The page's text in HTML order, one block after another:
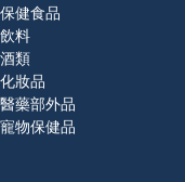
健食品
料
類
妝品
藥部外品
物保健品